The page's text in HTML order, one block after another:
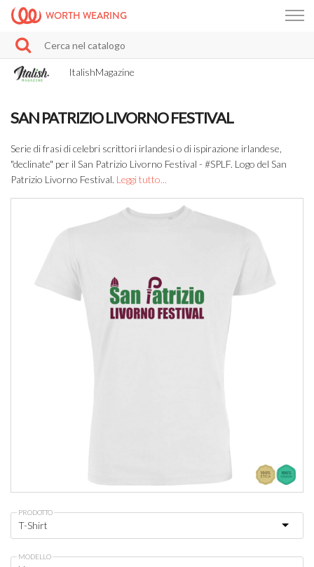
WORTH WEARING
ItalishMagazine
SAN PATRIZIO LIVORNO FESTIVAL
Serie di frasi di celebri scrittori irlandesi o di ispirazione irlandese,
"declinate" per il San Patrizio Livorno Festival - #SPLF. Logo del San
Patrizio Livorno Festival. Leggi tutto...
PRODOTTO
MODELLO